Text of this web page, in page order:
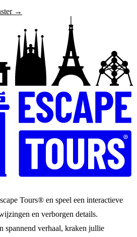
→
Tours® en speel een interactieve
en verborgen details.
spannend verhaal, kraken jullie